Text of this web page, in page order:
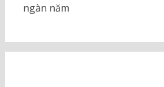
ngàn năm